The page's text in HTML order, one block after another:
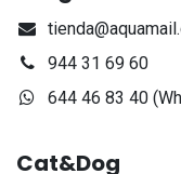
944 31 69 60
644 46 83 40
Cat&Dog